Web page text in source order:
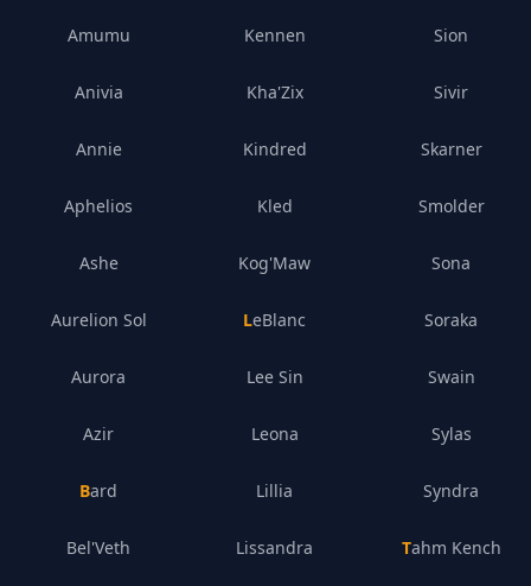
Amumu
Anivia
Annie
Aphelios
Ashe
Aurelion Sol
Aurora
Azir
Bard
Bel'Veth
Kennen
Kha'Zix
Kindred
Kled
Kog'Maw
LeBlanc
Lee Sin
Leona
Lillia
Lissandra
Sion
Sivir
Skarner
Smolder
Sona
Soraka
Swain
Sylas
Syndra
Tahm Kench